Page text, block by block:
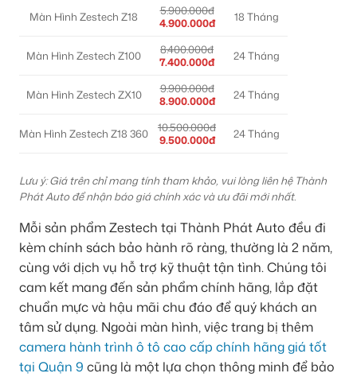
Màn Hình Zestech Z18
5.900.000đ
4.900.000đ
18 Tháng
Màn Hình Zestech Z100
8.400.000đ
7.400.000đ
24 Tháng
Màn Hình Zestech ZX10
9.900.000đ
8.900.000đ
24 Tháng
Màn Hình Zestech Z18 360
10.500.000đ
9.500.000đ
24 Tháng
Lưu ý: Giá trên chỉ mang tính tham khảo, vui lòng liên hệ Thành
Phát Auto để nhận báo giá chính xác và ưu đãi mới nhất.
Mỗi sản phẩm Zestech tại Thành Phát Auto đều đi
kèm chính sách bảo hành rõ ràng, thường là 2 năm,
cùng với dịch vụ hỗ trợ kỹ thuật tận tình. Chúng tôi
cam kết mang đến sản phẩm chính hãng, lắp đặt
chuẩn mực và hậu mãi chu đáo để quý khách an
tâm sử dụng. Ngoài màn hình, việc trang bị thêm
camera hành trình ô tô cao cấp chính hãng giá tốt
tại Quận 9 cũng là một lựa chọn thông minh để bảo